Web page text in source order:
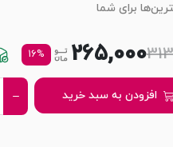
برای شما
265,000
16%
افزودن به سبد خرید